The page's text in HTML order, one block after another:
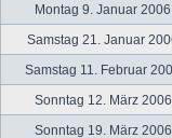
Montag 9. Januar
Samstag 21. Januar
Samstag 11. Februar
Sonntag 12. März
Sonntag 19. März